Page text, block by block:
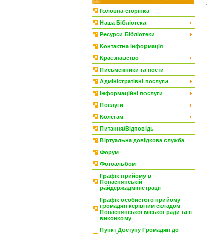
Головна сторінка
Наша Бібліотека
Ресурси Бібліотеки
Контактна інформація
Краєзнавство
Письменники та поети
Адміністратівні послуги
Інформаційні послуги
Послуги
Колегам
Питання/Відповідь
Віртуальна довідкова служба
Форум
Фотоальбом
Графік прийому в
Попаснянській
райдержадміністрації
Графік особистого прийому
громадян керівним складом
Попаснянської міської ради та її
виконкому
Пункт Доступу Громадян до